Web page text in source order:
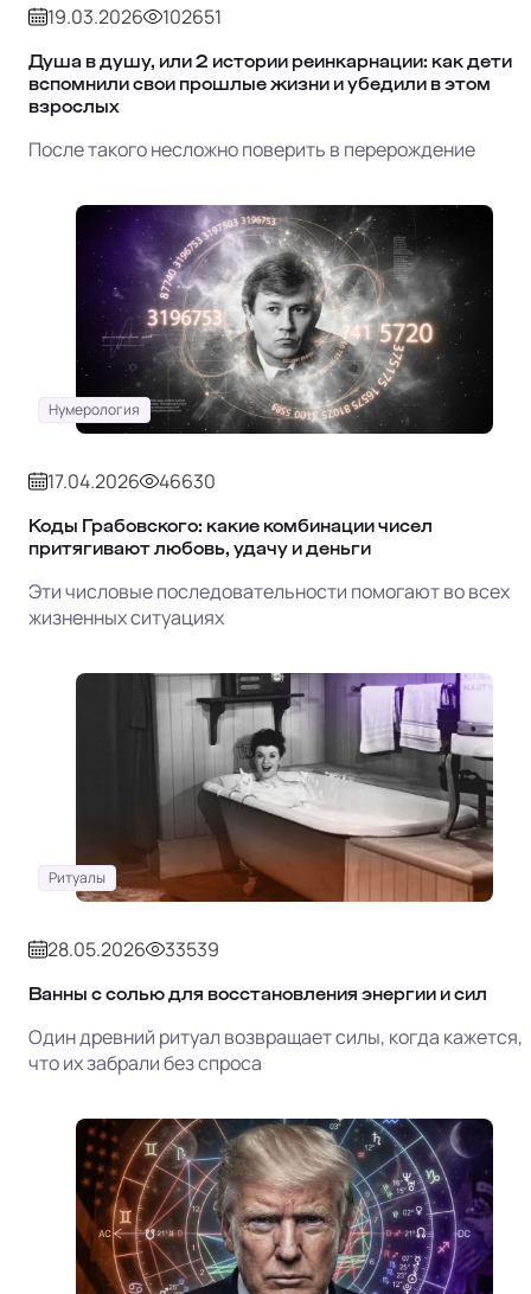
19.03.2026 102651
Душа в душу, или 2 истории реинкарнации: как дети
вспомнили свои прошлые жизни и убедили в этом
взрослых
После такого несложно поверить в перерождение
Нумерология
17.04.2026 46630
Коды Грабовского: какие комбинации чисел
притягивают любовь, удачу и деньги
Эти числовые последовательности помогают во всех
жизненных ситуациях
Ритуалы
28.05.2026 33539
Ванны с солью для восстановления энергии и сил
Один древний ритуал возвращает силы, когда кажется,
что их забрали без спроса